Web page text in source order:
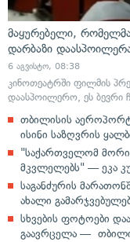
მაყურებელი,
დარბაზი
6 აგვისტო, 08:38
კინოთეატრში ფილმის
დაასპოილერო, ეს ბევრი
თბილისის
ისინი საზღვრის
"საქართველომ
მკვლელებს" — ეკა
საგანძურის
ახალი
სხვების ფოტოები
გაავრცელა —